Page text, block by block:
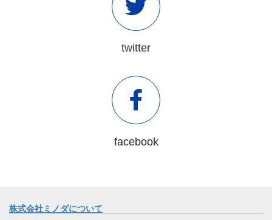
twitter
facebook
株式会社ミノダについて